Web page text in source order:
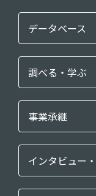
データベース
調べる・学ぶ
事業承継
インタビュー